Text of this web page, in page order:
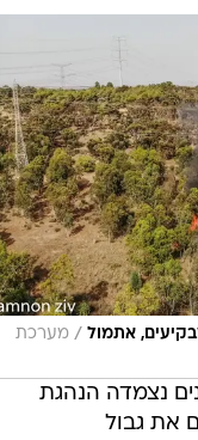
אתמול / מערכת
נצמדה הנהגת
את גבול